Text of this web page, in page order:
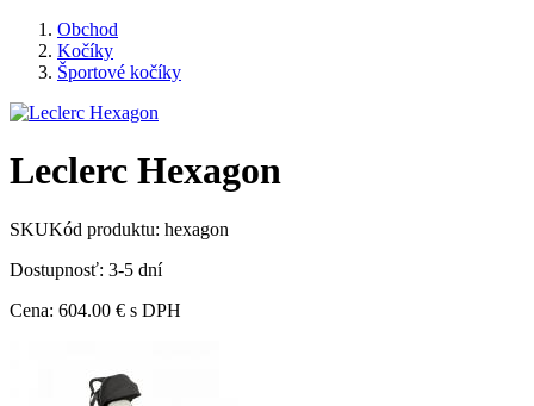
Obchod
Kočíky
Športové kočíky
Leclerc Hexagon
SKUKód produktu: hexagon
Dostupnosť: 3-5 dní
Cena: 604.00 € s DPH